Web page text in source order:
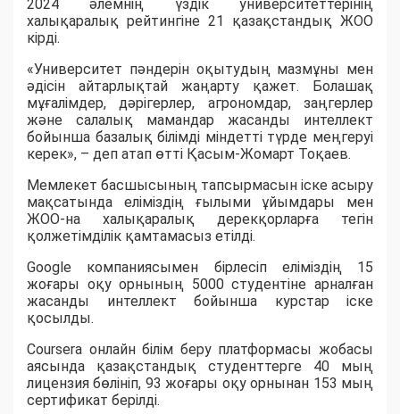
2024 әлемнің үздік университеттерінің
халықаралық рейтингіне 21 қазақстандық ЖОО
кірді.
«Университет пәндерін оқытудың мазмұны мен
әдісін айтарлықтай жаңарту қажет. Болашақ
мұғалімдер, дәрігерлер, агрономдар, заңгерлер
және салалық мамандар жасанды интеллект
бойынша базалық білімді міндетті түрде меңгеруі
керек», – деп атап өтті Қасым-Жомарт Тоқаев.
Мемлекет басшысының тапсырмасын іске асыру
мақсатында еліміздің ғылыми ұйымдары мен
ЖОО-на халықаралық дерекқорларға тегін
қолжетімділік қамтамасыз етілді.
Google компаниясымен бірлесіп еліміздің 15
жоғары оқу орнының 5000 студентіне арналған
жасанды интеллект бойынша курстар іске
қосылды.
Coursera онлайн білім беру платформасы жобасы
аясында қазақстандық студенттерге 40 мың
лицензия бөлініп, 93 жоғары оқу орнынан 153 мың
сертификат берілді.